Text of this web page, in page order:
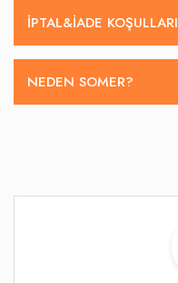
İPTAL&IADE KOŞULLARI
NEDEN SOMER?